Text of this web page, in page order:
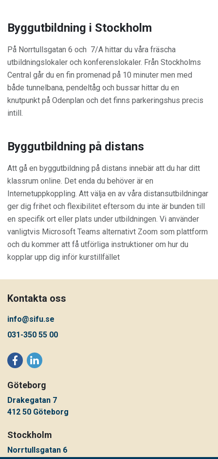
Byggutbildning i Stockholm
På Norrtullsgatan 6 och 7/A hittar du våra fräscha
utbildningslokaler och konferenslokaler. Från Stockholms
Central går du en fin promenad på 10 minuter men med
både tunnelbana, pendeltåg och bussar hittar du en
knutpunkt på Odenplan och det finns parkeringshus precis
intill.
Byggutbildning på distans
Att gå en byggutbildning på distans innebär att du har ditt
klassrum online. Det enda du behöver är en
Internetuppkoppling. Att välja en av våra distansutbildningar
ger dig frihet och flexibilitet eftersom du inte är bunden till
en specifik ort eller plats under utbildningen. Vi använder
vanligtvis Microsoft Teams alternativt Zoom som plattform
och du kommer att få utförliga instruktioner om hur du
kopplar upp dig inför kurstillfället
Kontakta oss
info@sifu.se
031-350 55 00
Göteborg
Drakegatan 7
412 50 Göteborg
Stockholm
Norrtullsgatan 6